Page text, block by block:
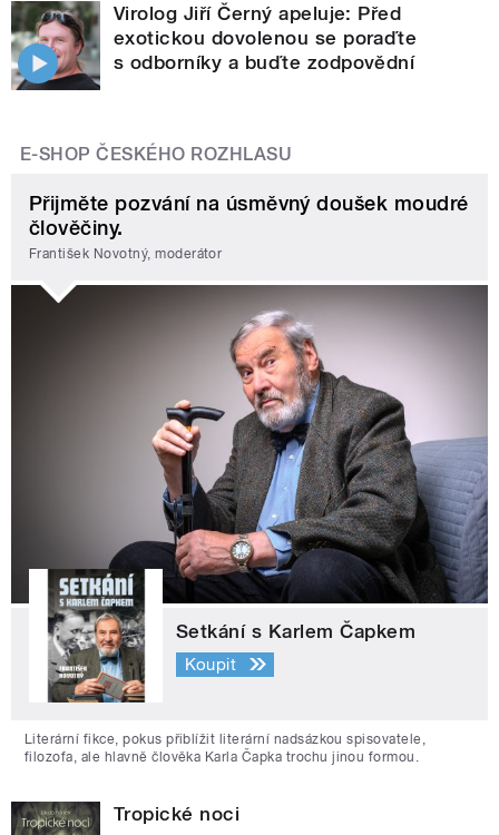
Virolog Jiří Černý apeluje: Před
exotickou dovolenou se poraďte
s odborníky a buďte zodpovědní
E-SHOP ČESKÉHO ROZHLASU
Přijměte pozvání na úsměvný doušek moudré
člověčiny.
František Novotný, moderátor
Setkání s Karlem Čapkem
Koupit
Literární fikce, pokus přiblížit literární nadsázkou spisovatele,
filozofa, ale hlavně člověka Karla Čapka trochu jinou formou.
Tropické noci